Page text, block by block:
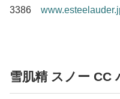
3386
雪肌精 スノー CC